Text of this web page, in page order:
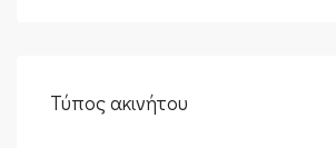
Τύπος ακινήτου